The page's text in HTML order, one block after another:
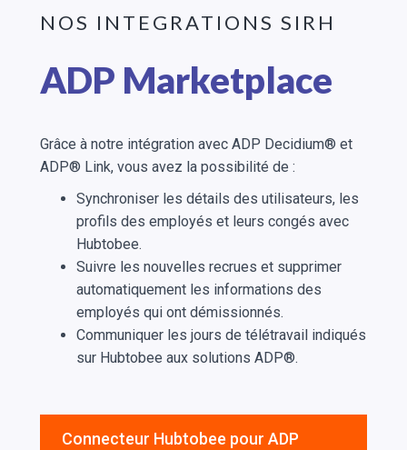
NOS INTEGRATIONS SIRH
ADP Marketplace
Grâce à notre intégration avec ADP Decidium® et
ADP® Link, vous avez la possibilité de :
Synchroniser les détails des utilisateurs, les
profils des employés et leurs congés avec
Hubtobee.
Suivre les nouvelles recrues et supprimer
automatiquement les informations des
employés qui ont démissionnés.
Communiquer les jours de télétravail indiqués
sur Hubtobee aux solutions ADP®.
Connecteur Hubtobee pour ADP